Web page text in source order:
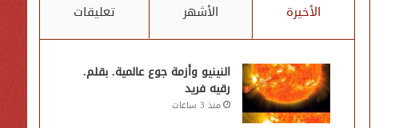
الأخيرة الأشهر تعليقات
النينيو وأزمة جوع عالمية. بقلم.
رقيه فريد
منذ 3 ساعات